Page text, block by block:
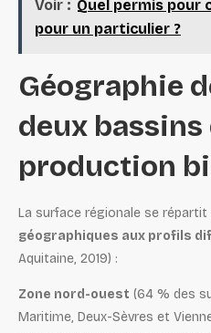
Voir : Quel permis pour
pour un particulier ?
Géographie
deux bassins
production
La surface régionale se répartit
géographiques aux profils
Aquitaine, 2019) :
Zone nord-ouest (64 % des
Maritime, Deux-Sèvres et